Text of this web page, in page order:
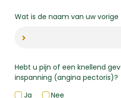
Wat is de naam van uw
Hebt u pijn of een knellend
inspanning (angina pectoris)?
Ja
Nee